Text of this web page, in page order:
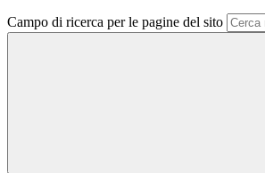
Campo di ricerca per le pagine del sito